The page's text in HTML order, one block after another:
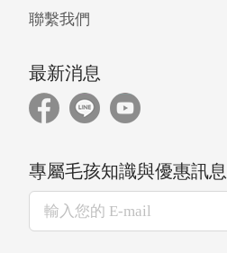
聯繫我們
最新消息
專屬毛孩知識與優惠訊息